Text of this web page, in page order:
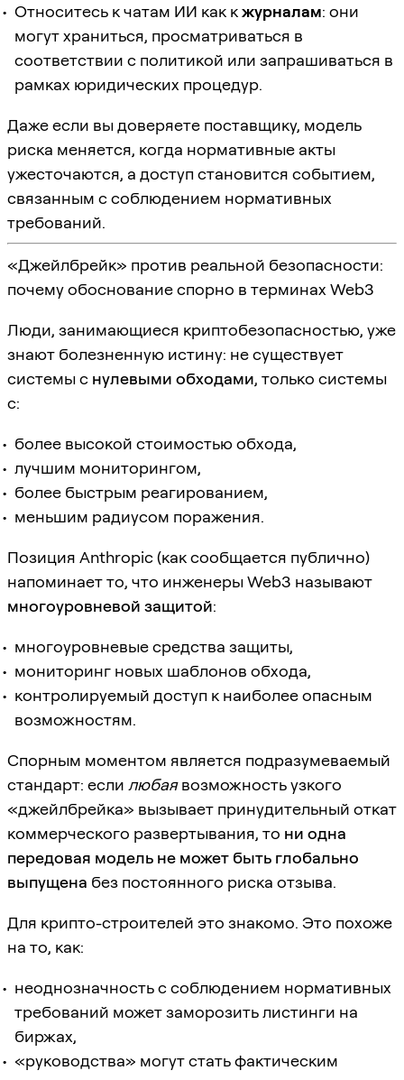
Относитесь к чатам ИИ как кжурналам: они
могут храниться, просматриваться в
соответствии с политикой или запрашиваться в
рамках юридических процедур.
Даже если вы доверяете поставщику, модель
риска меняется, когда нормативные акты
ужесточаются, а доступ становится событием,
связанным с соблюдением нормативных
требований.
«Джейлбрейк» против реальной безопасности:
почему обоснование спорно в терминах Web3
Люди, занимающиеся криптобезопасностью, уже
знают болезненную истину: не существует
системы с нулевыми обходами, только системы
с:
более высокой стоимостью обхода,
лучшим мониторингом,
более быстрым реагированием,
меньшим радиусом поражения.
Позиция Anthropic (как сообщается публично)
напоминает то, что инженеры Web3 называют
многоуровневой защитой:
многоуровневые средства защиты,
мониторинг новых шаблонов обхода,
контролируемый доступ к наиболее опасным
возможностям.
Спорным моментом является подразумеваемый
стандарт: если любаявозможность узкого
«джейлбрейка» вызывает принудительный откат
коммерческого развертывания, то ни одна
передовая модель не может быть глобально
выпущена без постоянного риска отзыва.
Для крипто-строителей это знакомо. Это похоже
на то, как:
неоднозначность с соблюдением нормативных
требований может заморозить листинги на
биржах,
«руководства» могут стать фактическим